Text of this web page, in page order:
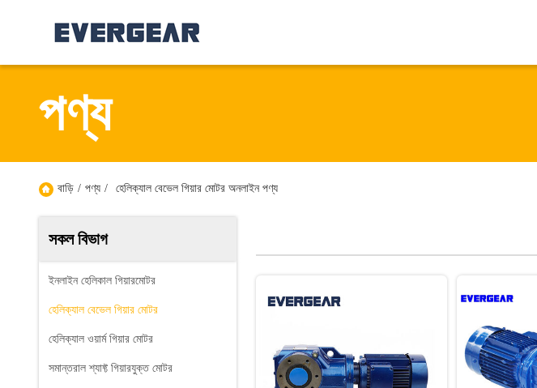
পণ্য
বাড়ি / পণ্য / হেলিক্যাল বেভেল গিয়ার মোটর অনলাইন পণ্য
সকল বিভাগ
ইনলাইন হেলিকাল গিয়ারমোটর
হেলিক্যাল বেভেল গিয়ার মোটর
হেলিক্যাল ওয়ার্ম গিয়ার মোটর
সমান্তরাল শ্যাফ্ট গিয়ারযুক্ত মোটর